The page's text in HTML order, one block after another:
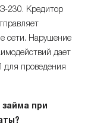
230. Кредитор
сети. Нарушение
дает
для проведения
при